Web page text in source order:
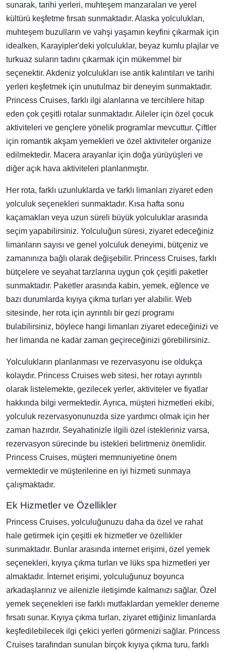
sunarak, tarihi yerleri, muhteşem manzaraları ve yerel
kültürü keşfetme fırsatı sunmaktadır. Alaska yolculukları,
muhteşem buzulların ve vahşi yaşamın keyfini çıkarmak için
idealken, Karayipler'deki yolculuklar, beyaz kumlu plajlar ve
turkuaz suların tadını çıkarmak için mükemmel bir
seçenektir. Akdeniz yolculukları ise antik kalıntıları ve tarihi
yerleri keşfetmek için unutulmaz bir deneyim sunmaktadır.
Princess Cruises, farklı ilgi alanlarına ve tercihlere hitap
eden çok çeşitli rotalar sunmaktadır. Aileler için özel çocuk
aktiviteleri ve gençlere yönelik programlar mevcuttur. Çiftler
için romantik akşam yemekleri ve özel aktiviteler organize
edilmektedir. Macera arayanlar için doğa yürüyüşleri ve
diğer açık hava aktiviteleri planlanmıştır.
Her rota, farklı uzunluklarda ve farklı limanları ziyaret eden
yolculuk seçenekleri sunmaktadır. Kısa hafta sonu
kaçamakları veya uzun süreli büyük yolculuklar arasında
seçim yapabilirsiniz. Yolculuğun süresi, ziyaret edeceğiniz
limanların sayısı ve genel yolculuk deneyimi, bütçeniz ve
zamanınıza bağlı olarak değişebilir. Princess Cruises, farklı
bütçelere ve seyahat tarzlarına uygun çok çeşitli paketler
sunmaktadır. Paketler arasında kabin, yemek, eğlence ve
bazı durumlarda kıyıya çıkma turları yer alabilir. Web
sitesinde, her rota için ayrıntılı bir gezi programı
bulabilirsiniz, böylece hangi limanları ziyaret edeceğinizi ve
her limanda ne kadar zaman geçireceğinizi görebilirsiniz.
Yolculukların planlanması ve rezervasyonu ise oldukça
kolaydır. Princess Cruises web sitesi, her rotayı ayrıntılı
olarak listelemekte, gezilecek yerler, aktiviteler ve fiyatlar
hakkında bilgi vermektedir. Ayrıca, müşteri hizmetleri ekibi,
yolculuk rezervasyonunuzda size yardımcı olmak için her
zaman hazırdır. Seyahatinizle ilgili özel istekleriniz varsa,
rezervasyon sürecinde bu istekleri belirtmeniz önemlidir.
Princess Cruises, müşteri memnuniyetine önem
vermektedir ve müşterilerine en iyi hizmeti sunmaya
çalışmaktadır.
Ek Hizmetler ve Özellikler
Princess Cruises, yolculuğunuzu daha da özel ve rahat
hale getirmek için çeşitli ek hizmetler ve özellikler
sunmaktadır. Bunlar arasında internet erişimi, özel yemek
seçenekleri, kıyıya çıkma turları ve lüks spa hizmetleri yer
almaktadır. İnternet erişimi, yolculuğunuz boyunca
arkadaşlarınız ve ailenizle iletişimde kalmanızı sağlar. Özel
yemek seçenekleri ise farklı mutfaklardan yemekler deneme
fırsatı sunar. Kıyıya çıkma turları, ziyaret ettiğiniz limanlarda
keşfedilebilecek ilgi çekici yerleri görmenizi sağlar. Princess
Cruises tarafından sunulan birçok kıyıya çıkma turu, farklı